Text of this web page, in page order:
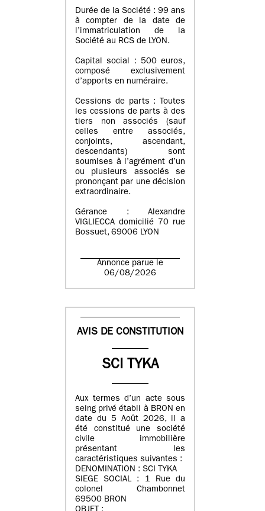
Durée de la Société : 99 ans
à compter de la date de
l’immatriculation de la
Société au RCS de LYON.
Capital social : 500 euros,
composé exclusivement
d’apports en numéraire.
Cessions de parts : Toutes
les cessions de parts à des
tiers non associés (sauf
celles entre associés,
conjoints, ascendant,
descendants) sont
soumises à l’agrément d’un
ou plusieurs associés se
prononçant par une décision
extraordinaire.
Gérance : Alexandre
VIGLIECCA domicilié 70 rue
Bossuet, 69006 LYON
Annonce parue le
06/08/2026
AVIS DE CONSTITUTION
SCI TYKA
Aux termes d’un acte sous
seing privé établi à BRON en
date du 5 Août 2026, il a
été constitué une société
civile immobilière
présentant les
caractéristiques suivantes :
DENOMINATION : SCI TYKA
SIEGE SOCIAL : 1 Rue du
colonel Chambonnet
69500 BRON